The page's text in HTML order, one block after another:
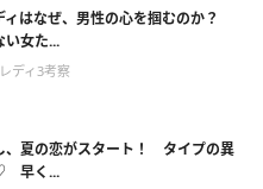
ィはなぜ、男性の心を掴むのか？
い女た...
ディ3考察
、夏の恋がスタート！ タイプの異
早く...